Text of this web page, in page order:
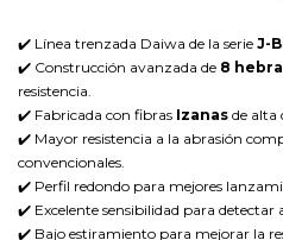
✔️ Línea trenzada Daiwa de la serie J-
✔️ Construcción avanzada de 8
resistencia.
✔️ Fabricada con fibras Izanas de alta
✔️ Mayor resistencia a la abrasión
convencionales.
✔️ Perfil redondo para mejores
✔️ Excelente sensibilidad para detectar
✔️ Bajo estiramiento para mejorar la